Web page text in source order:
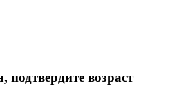
подтвердите возраст